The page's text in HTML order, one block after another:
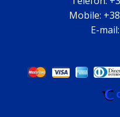
Mobile:
E-